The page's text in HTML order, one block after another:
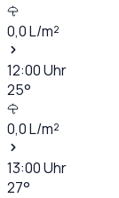
0,0L/m²
12:00Uhr
25°
0,0L/m²
13:00Uhr
27°